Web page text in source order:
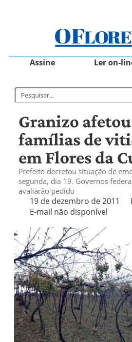
Assine Ler on-
Granizo afetou
famílias de
em Flores da
Prefeito decretou situação de
segunda, dia 19. Governos
avaliarão pedido
19 de dezembro de 2011
E-mail não disponível